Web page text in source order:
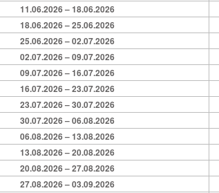
11.06.2026 – 18.06.2026
18.06.2026 – 25.06.2026
25.06.2026 – 02.07.2026
02.07.2026 – 09.07.2026
09.07.2026 – 16.07.2026
16.07.2026 – 23.07.2026
23.07.2026 – 30.07.2026
30.07.2026 – 06.08.2026
06.08.2026 – 13.08.2026
13.08.2026 – 20.08.2026
20.08.2026 – 27.08.2026
27.08.2026 – 03.09.2026